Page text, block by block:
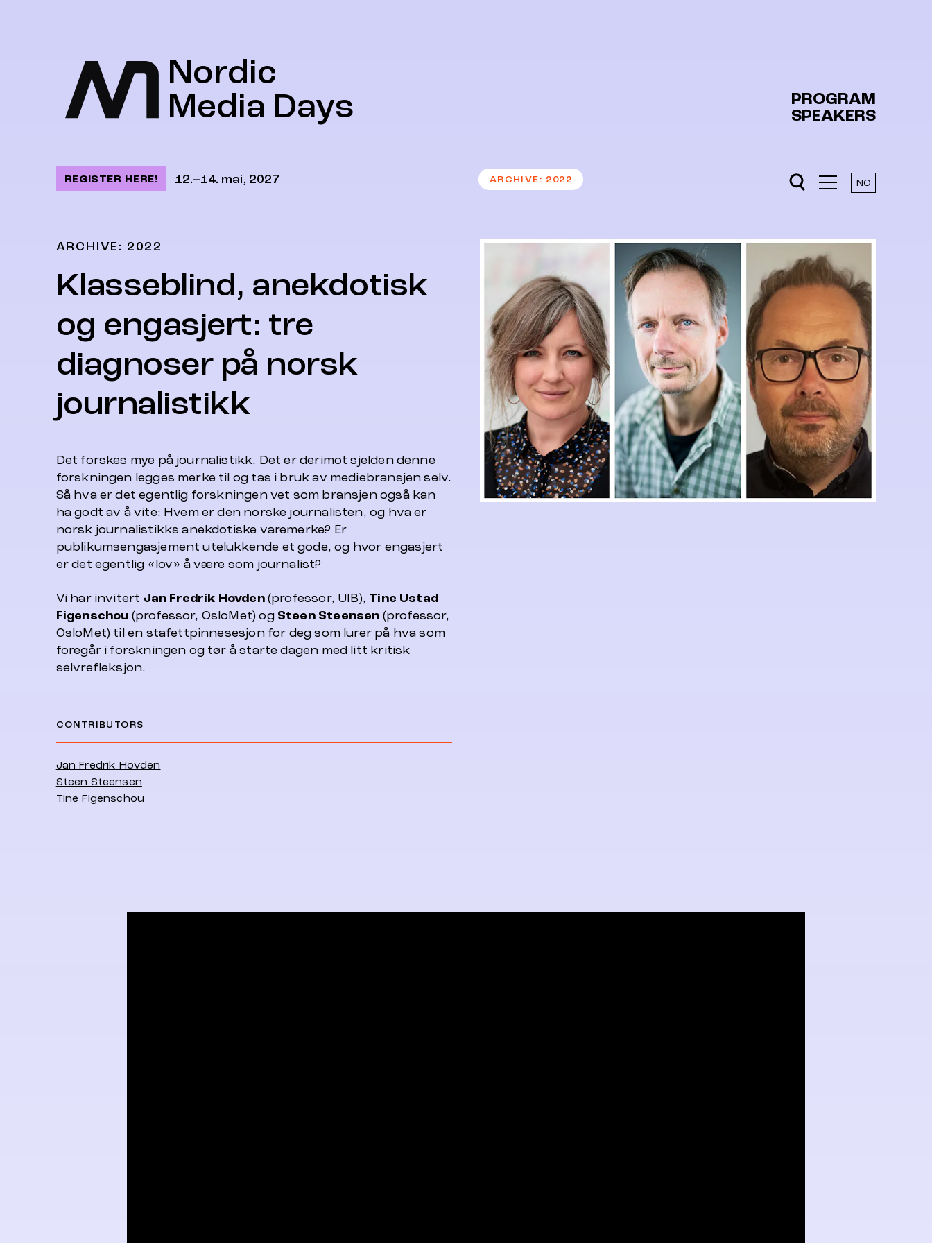
Nordic
Media Days
PROGRAM
SPEAKERS
REGISTER HERE! 12.–14. mai, 2027 ARCHIVE 2022 NO
ARCHIVE: 2022
Klasseblind, anekdotisk
og engasjert: tre
diagnoser på norsk
journalistikk
Det forskes mye på journalistikk. Det er derimot sjelden denne
forskningen legges merke til og tas i bruk av mediebransjen selv.
Så hva er det egentlig forskningen vet som bransjen også kan
ha godt av å vite: Hvem er den norske journalisten, og hva er
norsk journalistikks anekdotiske varemerke? Er
publikumsengasjement utelukkende et gode, og hvor engasjert
er det egentlig «lov» å være som journalist?
Vi har invitert Jan Fredrik Hovden(professor, UIB), Tine Ustad
Figenschou (professor, OsloMet) ogSteen Steensen (professor,
OsloMet) til en stafettpinnesesjon for deg som lurer på hva som
foregår i forskningen og tør å starte dagen med litt kritisk
selvrefleksjon.
CONTRIBUTORS
Jan Fredrik Hovden
Steen Steensen
Tine Figenschou